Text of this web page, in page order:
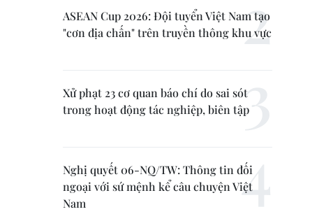
ASEAN Cup 2026: Đội tuyển Việt Nam tạo
"cơn địa chấn" trên truyền thông khu vực
Xử phạt 23 cơ quan báo chí do sai sót
trong hoạt động tác nghiệp, biên tập
Nghị quyết 06-NQ/TW: Thông tin đối
ngoại với sứ mệnh kể câu chuyện Việt
Nam